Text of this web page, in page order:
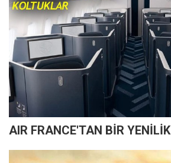
AIR FRANCE'TAN BİR YENİLİK